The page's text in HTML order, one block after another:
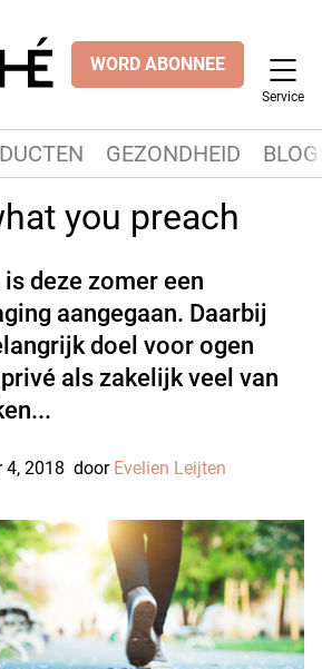
WORD ABONNEE
Service
GEZONDHEID
you preach
deze zomer een
aangegaan. Daarbij
doel voor ogen
als zakelijk veel van
4, 2018 door Evelien Leijten